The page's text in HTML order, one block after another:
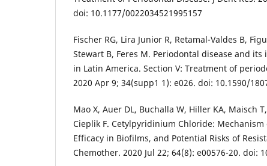
doi: 10.1177/0022034521995157
Fischer RG, Lira Junior R, Retamal-Valdes B,
Stewart B, Feres M. Periodontal disease and
in Latin America. Section V: Treatment of
2020 Apr 9; 34(supp1 1): e026. doi: 10.1590/
Mao X, Auer DL, Buchalla W, Hiller KA, Maisch
Cieplik F. Cetylpyridinium Chloride:
Efficacy in Biofilms, and Potential Risks of
Chemother. 2020 Jul 22; 64(8): e00576-20. doi: